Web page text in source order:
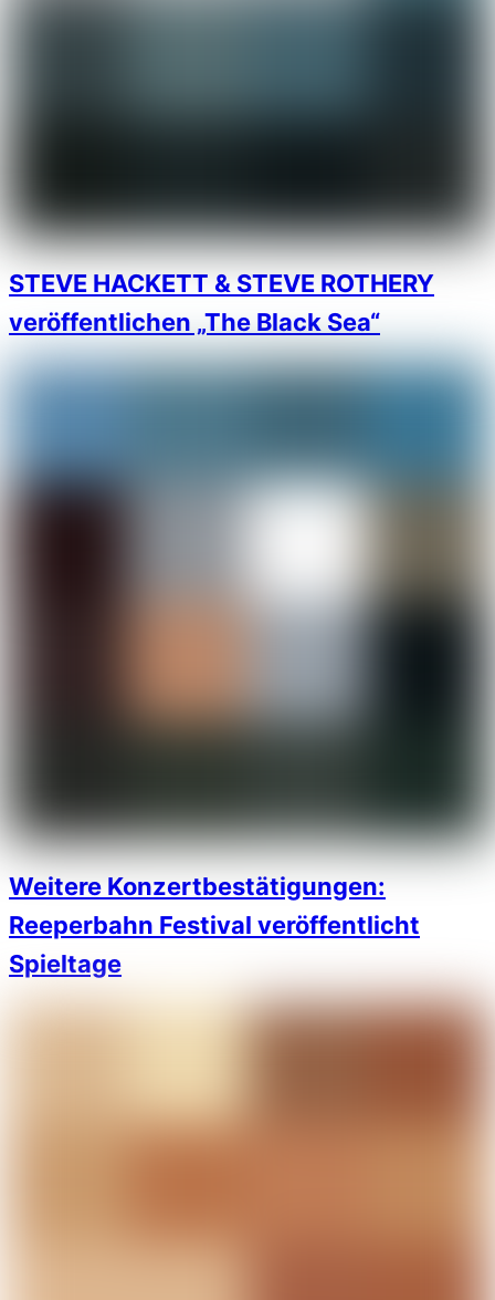
STEVE HACKETT & STEVE ROTHERY
veröffentlichen „The Black Sea“
Weitere Konzertbestätigungen:
Reeperbahn Festival veröffentlicht
Spieltage